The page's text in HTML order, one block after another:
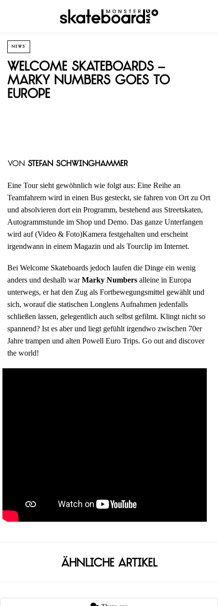
NEWS
Welcome Skateboards –
Marky Numbers goes to
Europe
von Stefan Schwinghammer
Eine Tour sieht gewöhnlich wie folgt aus: Eine Reihe an
Teamfahrern wird in einen Bus gesteckt, sie fahren von Ort zu Ort
und absolvieren dort ein Programm, bestehend aus Streetskaten,
Autogrammstunde im Shop und Demo. Das ganze Unterfangen
wird auf (Video & Foto)Kamera festgehalten und erscheint
irgendwann in einem Magazin und als Tourclip im Internet.
Bei Welcome Skateboards jedoch laufen die Dinge ein wenig
anders und deshalb warMarky Numbers alleine in Europa
unterwegs, er hat den Zug als Fortbewegungsmittel gewählt und
sich, worauf die statischen Longlens Aufnahmen jedenfalls
schließen lassen, gelegentlich auch selbst gefilmt. Klingt nicht so
spannend? Ist es aber und liegt gefühlt irgendwo zwischen 70er
Jahre trampen und alten Powell Euro Trips. Go out and discover
the world!
Ähnliche Artikel